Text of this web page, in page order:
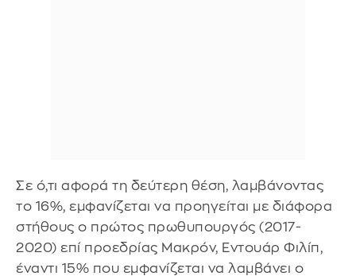
Σε ό,τι αφορά τη δεύτερη θέση, λαμβάνοντας
το 16%, εμφανίζεται να προηγείται με διάφορα
στήθους ο πρώτος πρωθυπουργός (2017-
2020) επί προεδρίας Μακρόν, Εντουάρ Φιλίπ,
έναντι 15% που εμφανίζεται να λαμβάνει ο